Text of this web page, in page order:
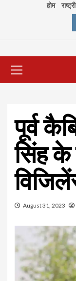
होम
Menu
पूर्व
सिंह के
August 31, 2023